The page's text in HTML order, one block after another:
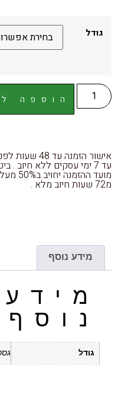
גודל
הוספה
אישור הזמנה
מועד
מ72 שעות חיוב מלא .
מידע נוסף
מידע
נוסף
גודל